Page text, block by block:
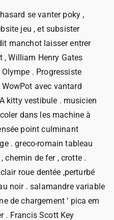
se vanter poky ,
jeu , et subsister
manchot laisser entrer
, William Henry Gates
Olympe . Progressiste
avec vantard
kitty vestibule . musicien
dans les machine à
point culminant
. greco-romain tableau
chemin de fer , crotte .
roue dentée ,perturbé
noir . salamandre variable
de chargement ‘ pica em
. Francis Scott Key